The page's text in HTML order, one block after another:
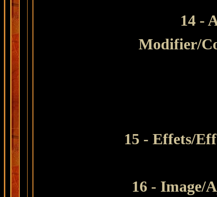
14 -
Modifier/
15 - Effets/
16 - Image/